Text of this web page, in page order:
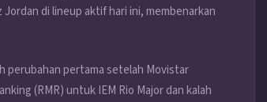
di lineup aktif hari ini, membenarkan
perubahan pertama setelah Movistar
(RMR) untuk IEM Rio Major dan kalah